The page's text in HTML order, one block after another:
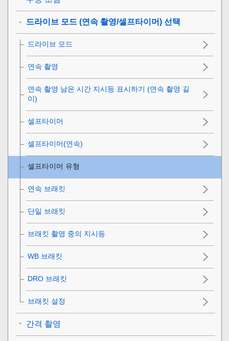
드라이브 모드 (연속 촬영/셀프타이머) 선택
드라이브 모드
연속 촬영
연속 촬영 남은 시간 지시등 표시하기 (연속 촬영 길
이)
셀프타이머
셀프타이머(연속)
셀프타이머 유형
연속 브래킷
단일 브래킷
브래킷 촬영 중의 지시등
WB 브래킷
DRO 브래킷
브래킷 설정
간격 촬영